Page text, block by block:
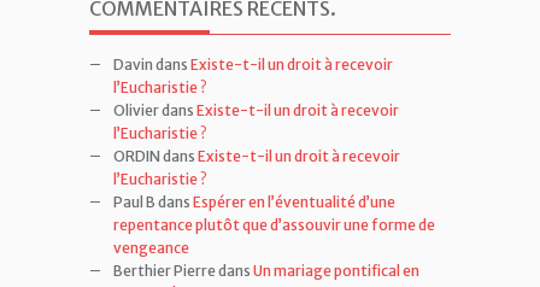
ORDINdansExiste-t-il un droit à recevoir
l’Eucharistie ?
Paul B dansEspérer en l’éventualité d’une
repentance plutôt que d’assouvir une forme de
vengeance
Berthier Pierre
plein vol !
MOTS-CLÉS.
amouranthropologieautorité